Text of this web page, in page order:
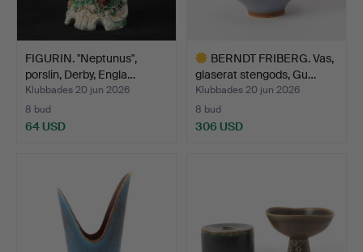
FIGURIN. "Neptunus",
porslin, Derby, Engla…
Klubbades 20 jun 2026
8 bud
64 USD
BERNDT FRIBERG. Vas,
glaserat stengods, Gu…
Klubbades 20 jun 2026
8 bud
306 USD